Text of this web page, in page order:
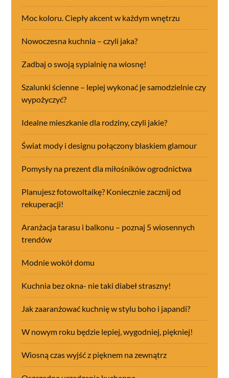
Moc koloru. Ciepły akcent w każdym wnętrzu
Nowoczesna kuchnia – czyli jaka?
Zadbaj o swoją sypialnię na wiosnę!
Szalunki ścienne – lepiej wykonać je samodzielnie czy
wypożyczyć?
Idealne mieszkanie dla rodziny, czyli jakie?
Świat mody i designu połączony blaskiem glamour
Pomysły na prezent dla miłośników ogrodnictwa
Planujesz fotowoltaikę? Koniecznie zacznij od
rekuperacji!
Aranżacja tarasu i balkonu – poznaj 5 wiosennych
trendów
Modnie wokół domu
Kuchnia bez okna- nie taki diabeł straszny!
Jak zaaranżować kuchnię w stylu boho i japandi?
W nowym roku będzie lepiej, wygodniej, piękniej!
Wiosną czas wyjść z pięknem na zewnątrz